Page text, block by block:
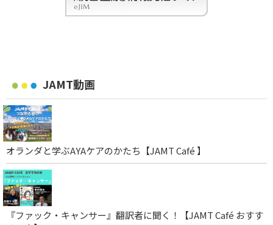
JAMT動画
オランダと学ぶAYAケアのかたち【JAMT Café 】
『ファック・キャンサー』翻訳者に聞く！【JAMT Café おすす